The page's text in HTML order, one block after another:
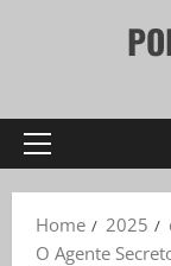
Primary
Home
2025
O Agente